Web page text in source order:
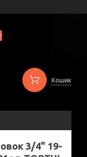
Кошик
3/4" 19-